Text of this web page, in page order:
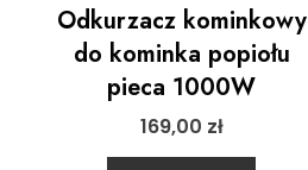
Odkurzacz kominkowy
do kominka popiołu
pieca 1000W
169,00 zł